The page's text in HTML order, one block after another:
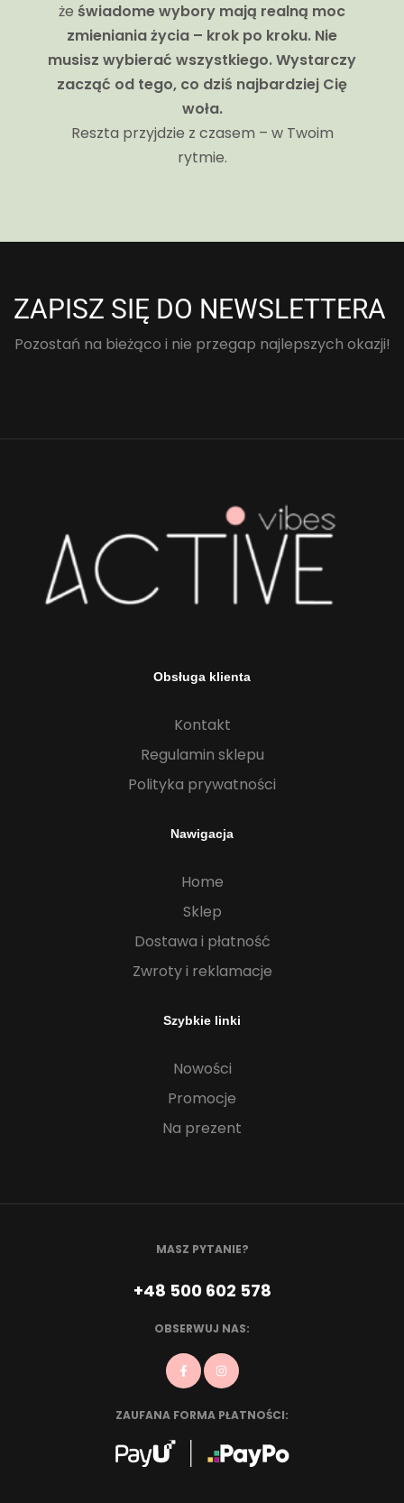
że świadome wybory mają realną moc
zmieniania życia – krok po kroku. Nie
musisz wybierać wszystkiego. Wystarczy
zacząć od tego, co dziś najbardziej Cię
woła.
Reszta przyjdzie z czasem – w Twoim
rytmie.
ZAPISZ SIĘ DO NEWSLETTERA
Pozostań na bieżąco i nie przegap najlepszych okazji!
Obsługa klienta
Kontakt
Regulamin sklepu
Polityka prywatności
Nawigacja
Home
Sklep
Dostawa i płatność
Zwroty i reklamacje
Szybkie linki
Nowości
Promocje
Na prezent
MASZ PYTANIE?
+48 500 602 578
OBSERWUJ NAS:
ZAUFANA FORMA PŁATNOŚCI: